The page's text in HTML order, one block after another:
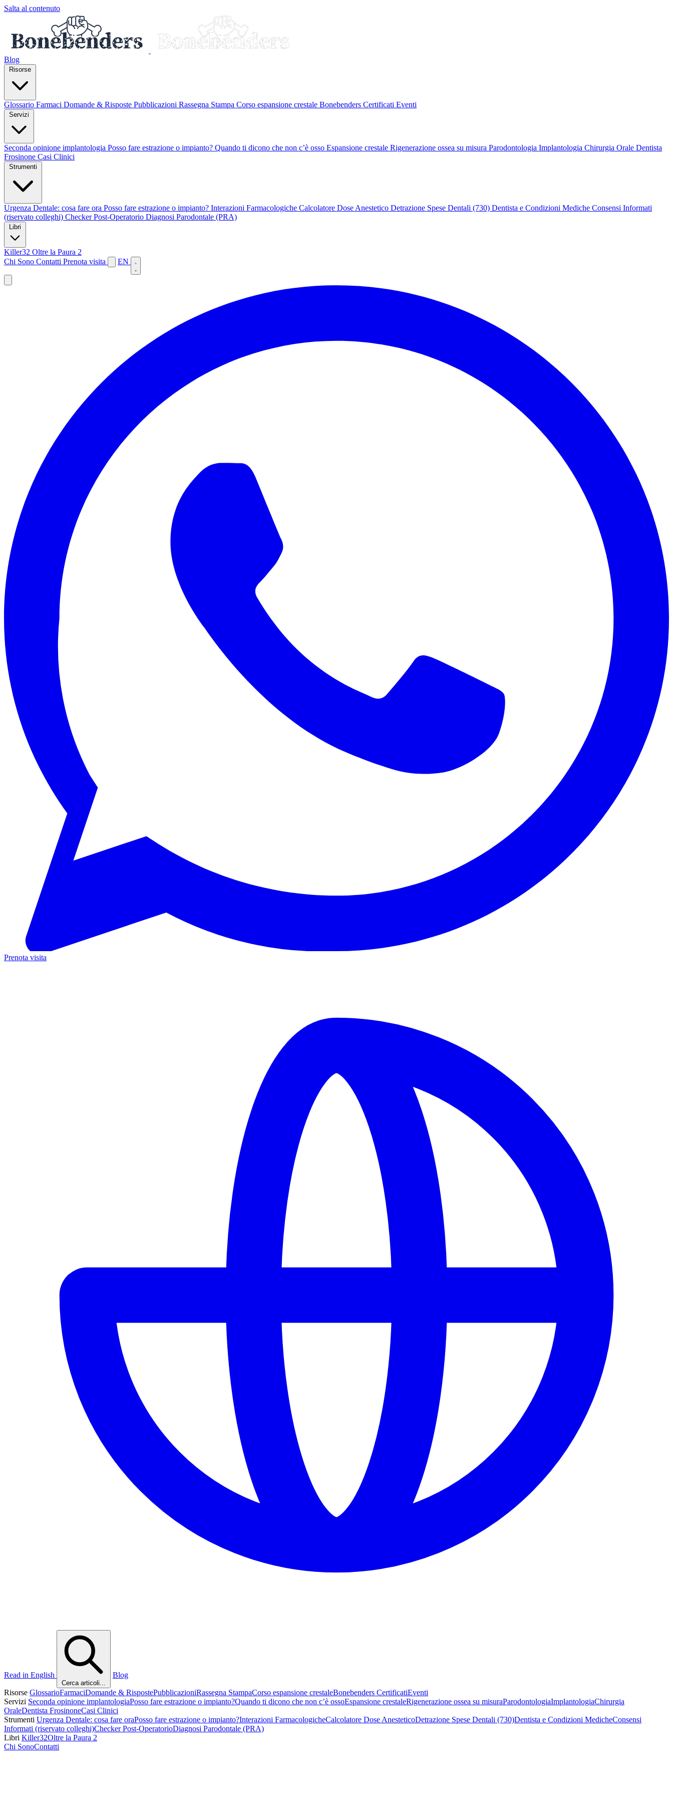
Salta al contenuto
Blog
Glossario Farmaci Domande & Risposte Pubblicazioni Rassegna Stampa Corso espansione crestale Bonebenders Certificati Eventi
Seconda opinione implantologia Posso fare estrazione o impianto? Quando ti dicono che non c’è osso Espansione crestale Rigenerazione ossea su misura Parodontologia Implantologia Chirurgia Orale Dentista
Frosinone Casi Clinici
Urgenza Dentale: cosa fare ora Posso fare estrazione o impianto? Interazioni Farmacologiche Calcolatore Dose Anestetico Detrazione Spese Dentali (730) Dentista e Condizioni Mediche Consensi Informati
(riservato colleghi) Checker Post-Operatorio Diagnosi Parodontale (PRA)
Killer32 Oltre la Paura 2
Chi Sono Contatti Prenota visita EN
Prenota visita
Read in English
Cerca articoli...
Blog
Risorse GlossarioFarmaciDomande & RispostePubblicazioniRassegna StampaCorso espansione crestaleBonebenders CertificatiEventi
Servizi Seconda opinione implantologiaPosso fare estrazione o impianto?Quando ti dicono che non c’è ossoEspansione crestaleRigenerazione ossea su misuraParodontologiaImplantologiaChirurgia
OraleDentista FrosinoneCasi Clinici
Strumenti Urgenza Dentale: cosa fare oraPosso fare estrazione o impianto?Interazioni FarmacologicheCalcolatore Dose AnesteticoDetrazione Spese Dentali (730)Dentista e Condizioni MedicheConsensi
Informati (riservato colleghi)Checker Post-OperatorioDiagnosi Parodontale (PRA)
Libri Killer32Oltre la Paura 2
Chi SonoContatti